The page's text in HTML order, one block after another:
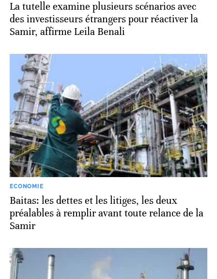
La tutelle examine plusieurs scénarios avec
des investisseurs étrangers pour réactiver la
Samir, affirme Leila Benali
ECONOMIE
Baitas: les dettes et les litiges, les deux
préalables à remplir avant toute relance de la
Samir